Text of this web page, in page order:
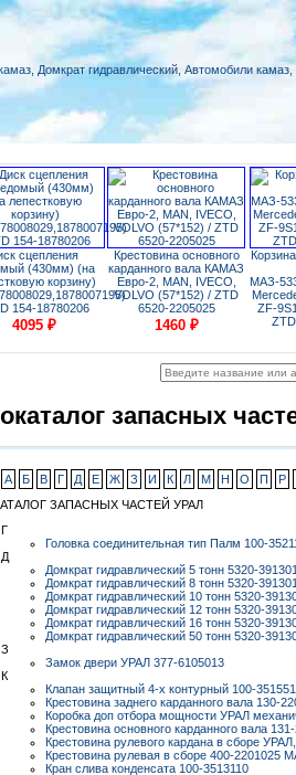
сцепления
(430мм) (на
корзину)
154-18780206
4095 ₽
Крестовина основного
карданного вала КАМАЗ
Евро-2, МАN, IVECO,
VOLVO (57*152) / ZTD
6520-2205025
1460 ₽
МАЗ-
ZF-
запасных
А Б В Г Д Е Ж З И К Л М Н О П Р
ЗАПАСНЫХ ЧАСТЕЙ УРАЛ
Г
Головка соединительная тип Палм 100-
Д
Домкрат гидравлический 5 тонн 5320-
Домкрат гидравлический 8 тонн 5320-
Домкрат гидравлический 10 тонн 5320-
Домкрат гидравлический 12 тонн 5320-
Домкрат гидравлический 16 тонн 5320-
Домкрат гидравлический 50 тонн 5320-
З
Замок двери УРАЛ 377-6105013
К
Клапан защитный 4-х контурный 100-
Крестовина заднего карданного вала 130-
Коробка доп отбора мощности УРАЛ
Крестовина основного карданного вала
Крестовина рулевого кардана в сборе
Крестовина рулевая в сборе 400-2201025
Кран слива конденсата 100-3513110